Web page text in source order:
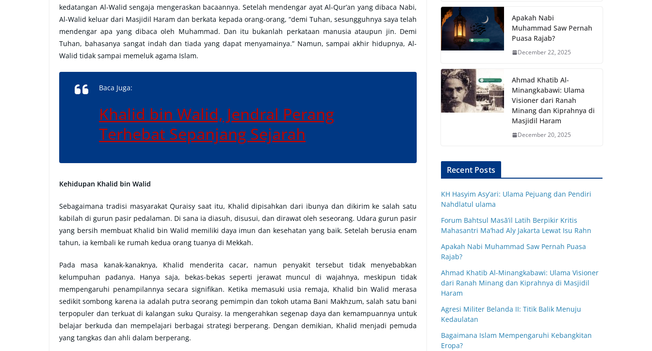
kedatangan Al-Walid sengaja mengeraskan bacaannya. Setelah mendengar ayat Al-Qur’an yang dibaca Nabi,
Al-Walid keluar dari Masjidil Haram dan berkata kepada orang-orang, “demi Tuhan, sesungguhnya saya telah
mendengar apa yang dibaca oleh Muhammad. Dan itu bukanlah perkataan manusia ataupun jin. Demi
Tuhan, bahasanya sangat indah dan tiada yang dapat menyamainya.” Namun, sampai akhir hidupnya, Al-
Walid tidak sampai memeluk agama Islam.
Baca Juga:
Khalid bin Walid, Jendral Perang
Terhebat Sepanjang Sejarah
Kehidupan Khalid bin Walid
Sebagaimana tradisi masyarakat Quraisy saat itu, Khalid dipisahkan dari ibunya dan dikirim ke salah satu
kabilah di gurun pasir pedalaman. Di sana ia diasuh, disusui, dan dirawat oleh seseorang. Udara gurun pasir
yang bersih membuat Khalid bin Walid memiliki daya imun dan kesehatan yang baik. Setelah berusia enam
tahun, ia kembali ke rumah kedua orang tuanya di Mekkah.
Pada masa kanak-kanaknya, Khalid menderita cacar, namun penyakit tersebut tidak menyebabkan
kelumpuhan padanya. Hanya saja, bekas-bekas seperti jerawat muncul di wajahnya, meskipun tidak
mempengaruhi penampilannya secara signifikan. Ketika memasuki usia remaja, Khalid bin Walid merasa
sedikit sombong karena ia adalah putra seorang pemimpin dan tokoh utama Bani Makhzum, salah satu bani
terpopuler dan terkuat di kalangan suku Quraisy. Ia mengerahkan segenap daya dan kemampuannya untuk
belajar berkuda dan mempelajari berbagai strategi berperang. Dengan demikian, Khalid menjadi pemuda
yang tangkas dan ahli dalam berperang.
Apakah Nabi
Muhammad Saw Pernah
Puasa Rajab?
December 22, 2025
Ahmad Khatib Al-
Minangkabawi: Ulama
Visioner dari Ranah
Minang dan Kiprahnya di
Masjidil Haram
December 20, 2025
Recent Posts
KH Hasyim Asy’ari: Ulama Pejuang dan Pendiri
Nahdlatul ulama
Forum Bahtsul Masā’il Latih Berpikir Kritis
Mahasantri Ma’had Aly Jakarta Lewat Isu Rahn
Apakah Nabi Muhammad Saw Pernah Puasa
Rajab?
Ahmad Khatib Al-Minangkabawi: Ulama Visioner
dari Ranah Minang dan Kiprahnya di Masjidil
Haram
Agresi Militer Belanda II: Titik Balik Menuju
Kedaulatan
Bagaimana Islam Mempengaruhi Kebangkitan
Eropa?